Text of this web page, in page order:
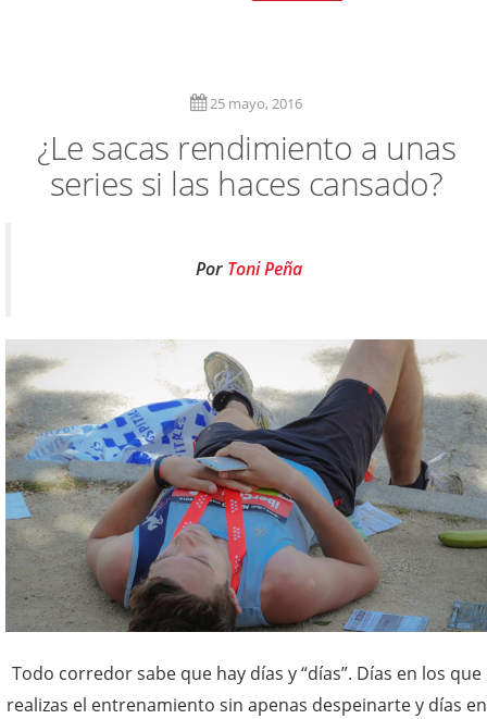
25 mayo, 2016
¿Le sacas rendimiento a unas
series si las haces cansado?
Por Toni Peña
Todo corredor sabe que hay días y “días”. Días en los que
realizas el entrenamiento sin apenas despeinarte y días en